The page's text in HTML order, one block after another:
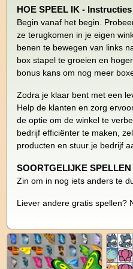
HOE SPEEL IK - Instructies
Begin vanaf het begin.
ze terugkomen in je eigen
benen te bewegen van links
box stapel te groeien en
bonus kans om nog meer
Zodra je klaar bent met een
Help de klanten en zorg
de optie om de winkel te
bedrijf efficiënter te maken,
producten en stuur je bedrijf
SOORTGELIJKE SPELLEN
Zin om in nog iets anders te
Liever andere gratis spellen?